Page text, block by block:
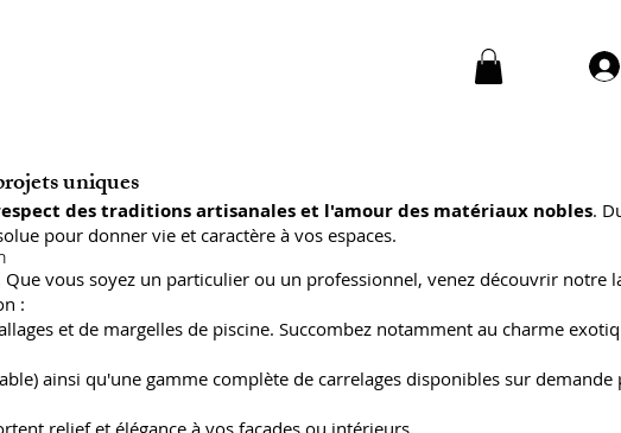
uniques
des traditions artisanales et l'amour des matériaux nobles.
pour donner vie et caractère à vos espaces.
vous soyez un particulier ou un professionnel, venez découvrir notre
:
et de margelles de piscine. Succombez notamment au charme
ainsi qu'une gamme complète de carrelages disponibles sur demande
relief et élégance à vos façades ou intérieurs.